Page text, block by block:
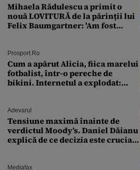
Mihaela Rădulescu a primit o
nouă LOVITURĂ de la părinții lui
Felix Baumgartner: 'Am fost
Prosport.ro
Cum a apărut Alicia, fiica marelui
fotbalist, într-o pereche de
bikini. Internetul a explodat:
Adevarul
Tensiune maximă înainte de
verdictul Moody’s. Daniel Dăianu
explică de ce decizia este crucială
Mediafax